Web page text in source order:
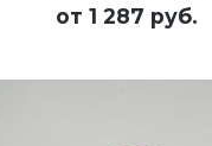
от 1 287 руб.